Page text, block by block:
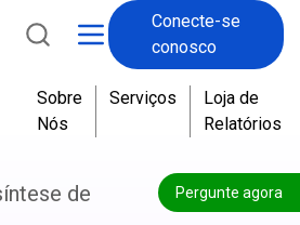
Conecte-se
conosco
Sobre
Nós
Serviços
Loja de
Relatórios
Pergunte agora
de